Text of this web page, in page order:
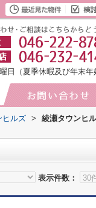
日（夏季休暇及び年末年
ヒルズ >
綾瀬タウンヒ
表示件数：